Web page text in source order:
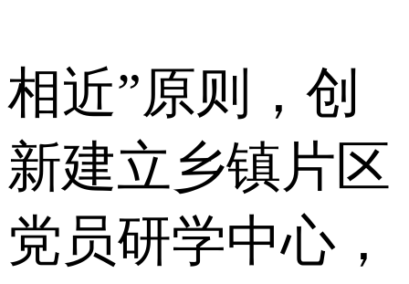
相近”原则，创
新建立乡镇片区
党员研学中心，